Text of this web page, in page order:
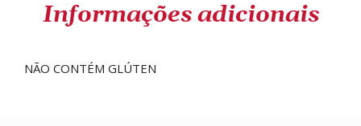
Informações adicionais
NÃO CONTÉM GLÚTEN